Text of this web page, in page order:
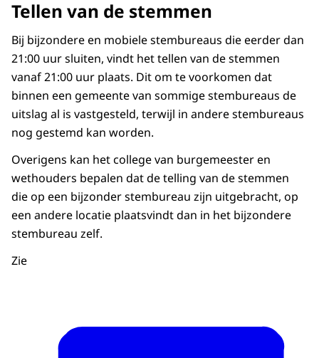
Tellen van de stemmen
Bij bijzondere en mobiele stembureaus die eerder dan
21:00 uur sluiten, vindt het tellen van de stemmen
vanaf 21:00 uur plaats. Dit om te voorkomen dat
binnen een gemeente van sommige stembureaus de
uitslag al is vastgesteld, terwijl in andere stembureaus
nog gestemd kan worden.
Overigens kan het college van burgemeester en
wethouders bepalen dat de telling van de stemmen
die op een bijzonder stembureau zijn uitgebracht, op
een andere locatie plaatsvindt dan in het bijzondere
stembureau zelf.
Zie